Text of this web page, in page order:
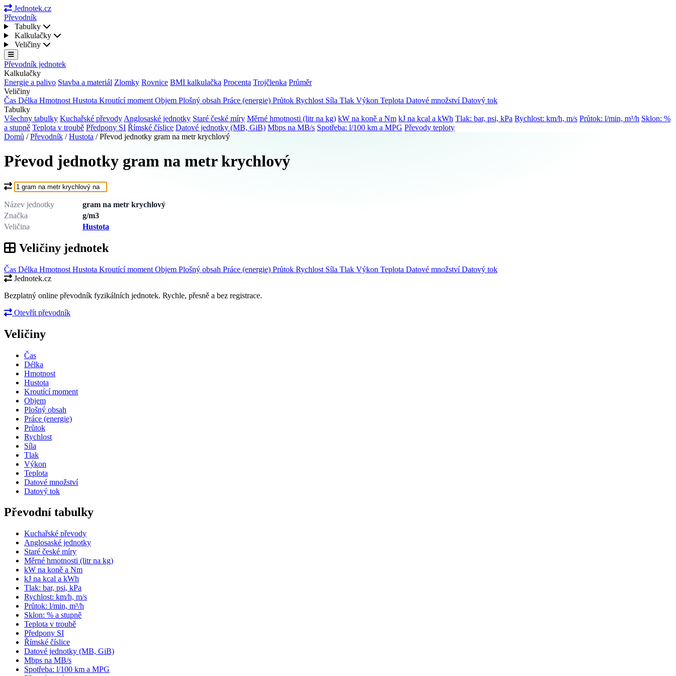
Jednotek.cz
Převodník
Tabulky
Kalkulačky
Veličiny
Převodník jednotek
Kalkulačky
Energie a palivo Stavba a materiál Zlomky Rovnice BMI kalkulačka Procenta Trojčlenka Průměr
Veličiny
Čas Délka Hmotnost Hustota Kroutící moment Objem Plošný obsah Práce (energie) Průtok Rychlost Síla Tlak Výkon Teplota Datové množstvíDatový tok
Tabulky
Všechny tabulky Kuchařské převody Anglosaské jednotky Staré české míry Měrné hmotnosti (litr na kg) kW na koně a Nm kJ na kcal a kWh Tlak: bar, psi, kPa Rychlost: km/h, m/s Průtok: l/min, m³/h Sklon: %
a stupně Teplota v troubě Předpony SI Římské číslice Datové jednotky (MB, GiB) Mbps na MB/s Spotřeba: l/100 km a MPG Převody teploty
Domů / Převodník / Hustota / Převod jednotky gram na metr krychlový
Převod jednotky gram na metr krychlový
Co chcete převést?
Název jednotky
gram na metr krychlový
Značka
g/m3
Veličina
Hustota
Veličiny jednotek
Čas Délka Hmotnost Hustota Kroutící moment Objem Plošný obsah Práce (energie) Průtok Rychlost Síla Tlak Výkon Teplota Datové množstvíDatový tok
Jednotek.cz
Bezplatný online převodník fyzikálních jednotek. Rychle, přesně a bez registrace.
Otevřít převodník
Veličiny
Čas
Délka
Hmotnost
Hustota
Kroutící moment
Objem
Plošný obsah
Práce (energie)
Průtok
Rychlost
Síla
Tlak
Výkon
Teplota
Datové množství
Datový tok
Převodní tabulky
Kuchařské převody
Anglosaské jednotky
Staré české míry
Měrné hmotnosti (litr na kg)
kW na koně a Nm
kJ na kcal a kWh
Tlak: bar, psi, kPa
Rychlost: km/h, m/s
Průtok: l/min, m³/h
Sklon: % a stupně
Teplota v troubě
Předpony SI
Římské číslice
Datové jednotky (MB, GiB)
Mbps na MB/s
Spotřeba: l/100 km a MPG